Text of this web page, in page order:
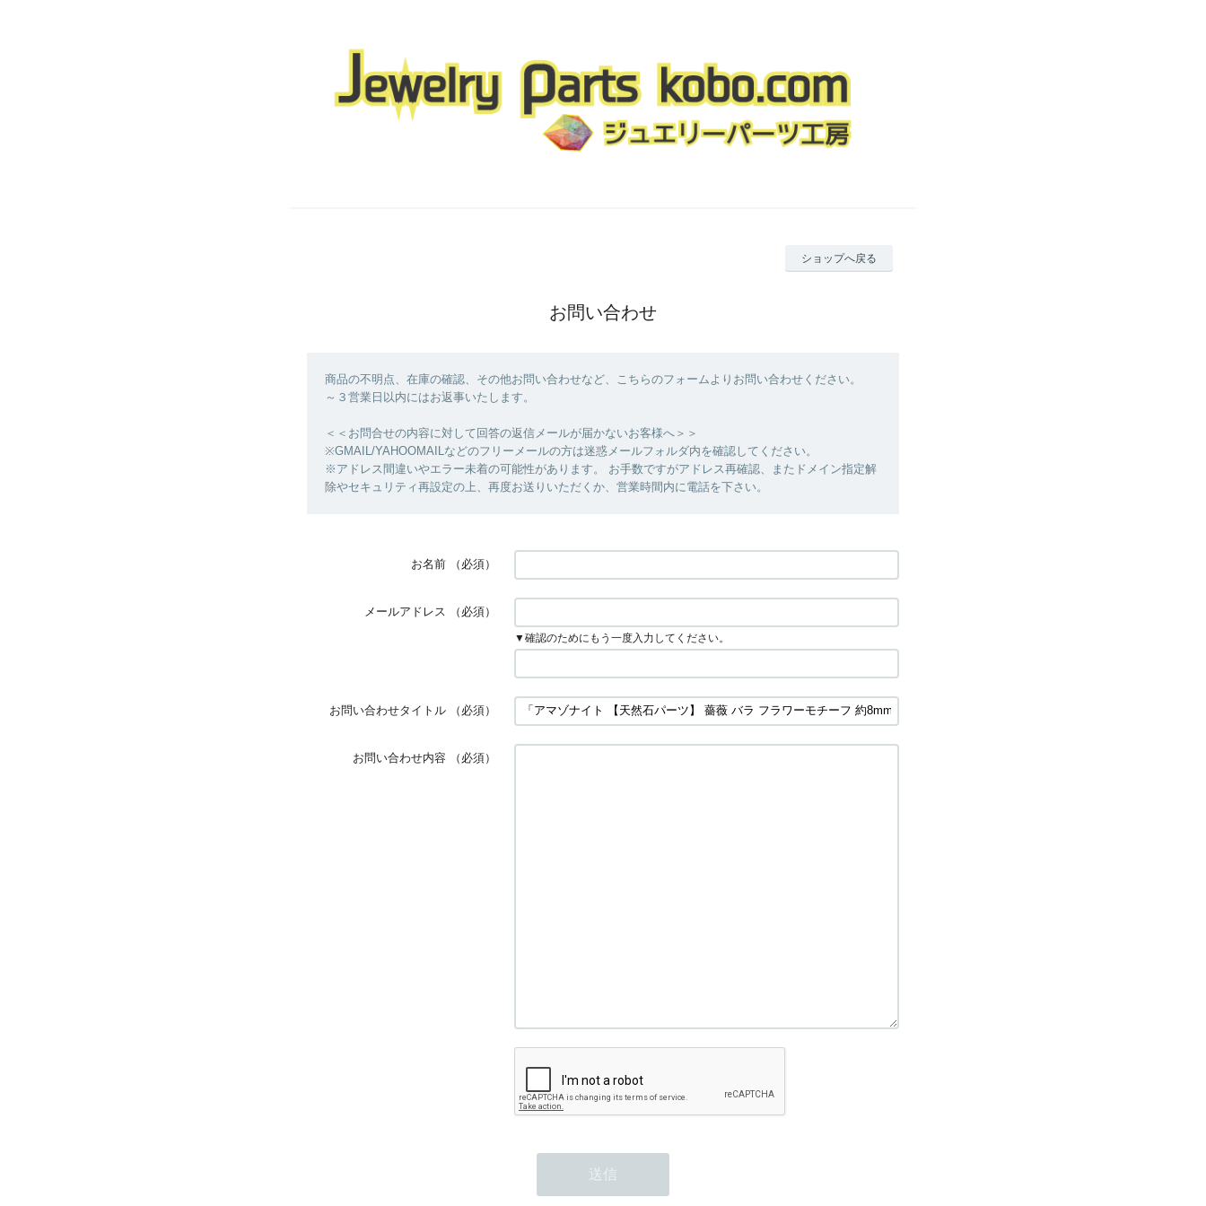
ショップへ戻る
お問い合わせ
商品の不明点、在庫の確認、その他お問い合わせなど、こちらのフォームよりお問い合わせください。
～３営業日以内にはお返事いたします。
＜＜お問合せの内容に対して回答の返信メールが届かないお客様へ＞＞
※GMAIL/YAHOOMAILなどのフリーメールの方は迷惑メールフォルダ内を確認してください。
※アドレス間違いやエラー未着の可能性があります。 お手数ですがアドレス再確認、またドメイン指定解
除やセキュリティ再設定の上、再度お送りいただくか、営業時間内に電話を下さい。
お名前 （必須）
メールアドレス （必須）
▼確認のためにもう一度入力してください。
お問い合わせタイトル （必須）
お問い合わせ内容 （必須）